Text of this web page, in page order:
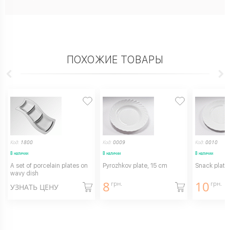
ПОХОЖИЕ ТОВАРЫ
Код: 1800
В наличии
A set of porcelain plates on
wavy dish
УЗНАТЬ ЦЕНУ
Код: 0009
В наличии
Pyrozhkov plate, 15 cm
8 грн.
Код: 0010
В наличии
Snack
10 грн.